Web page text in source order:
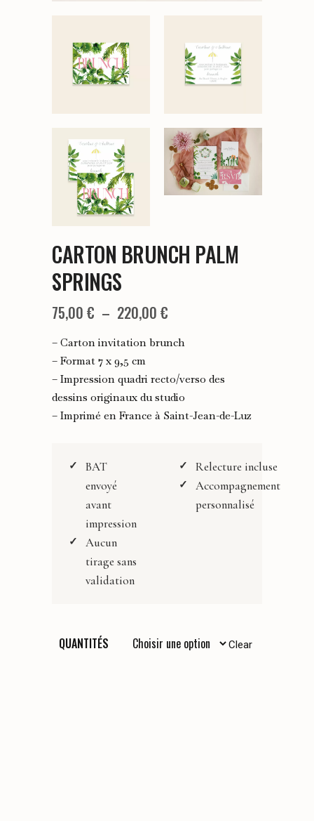
CARTON BRUNCH PALM
SPRINGS
75,00 € – 220,00 €
de
75,00 €
à
– Carton invitation brunch
– Format 7 x 9,5 cm
– Impression quadri recto/verso des
dessins originaux du studio
– Imprimé en France à Saint-Jean-de-Luz
BAT
envoyé
avant
impression
Aucun
tirage sans
validation
Relecture incluse
Accompagnement
personnalisé
QUANTITÉS Clear